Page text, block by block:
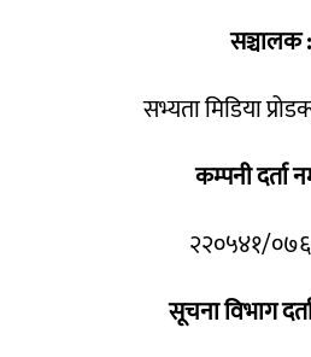
सञ्चालक :
सभ्यता मिडिया
कम्पनी दर्ता
२२०५४१/
सूचना विभाग